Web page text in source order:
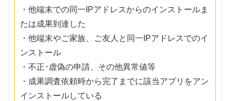
・他端末での同一IPアドレスからのインストールま
たは成果到達した
・他端末やご家族、ご友人と同一IPアドレスでのイ
ンストール
・不正･虚偽の申請、その他異常値等
・成果調査依頼時から完了までに該当アプリをアン
インストールしている